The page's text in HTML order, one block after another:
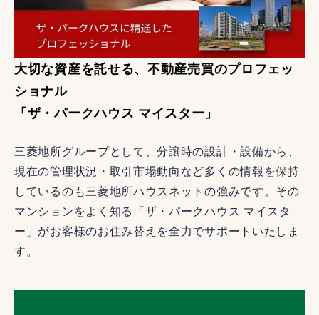
大切な資産を託せる、不動産売買のプロフェッ
ショナル
「ザ・パークハウス マイスター」
三菱地所グループとして、分譲時の設計・設備から、
現在の管理状況・取引市場動向など多くの情報を保持
しているのも三菱地所ハウスネットの強みです。その
マンションをよく知る「ザ・パークハウス マイスタ
ー」がお客様のお住み替えを全力でサポートいたしま
す。